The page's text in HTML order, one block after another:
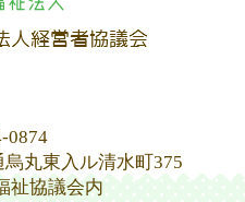
0874
丸東入ル清水町375
祉協議会内